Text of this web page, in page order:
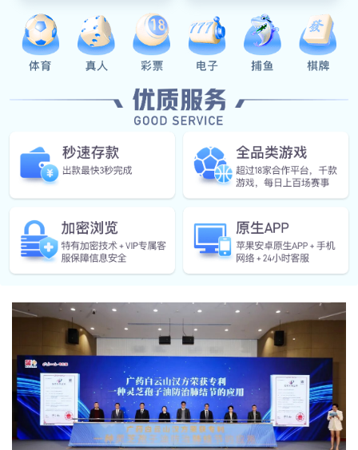
临床项目启动现场：广州医科大学附属第一医院胸外科会议
本次临床研究由广州医科大学附属第一医院牵头
主持，依托国家呼吸医学中心的顶级临床科研资源，
采用符合国际规范的前瞻性临床研究设计，确保研究
结果的科学性、严谨性。研究针对肺结节人群，设定
每日6粒广药牌灵芝孢子油的干预方案，为期180天，
通过影像学、人工智能等解析灵芝孢子油对结节大
小、数量的影响，旨在为其临床应用提供高质量循证